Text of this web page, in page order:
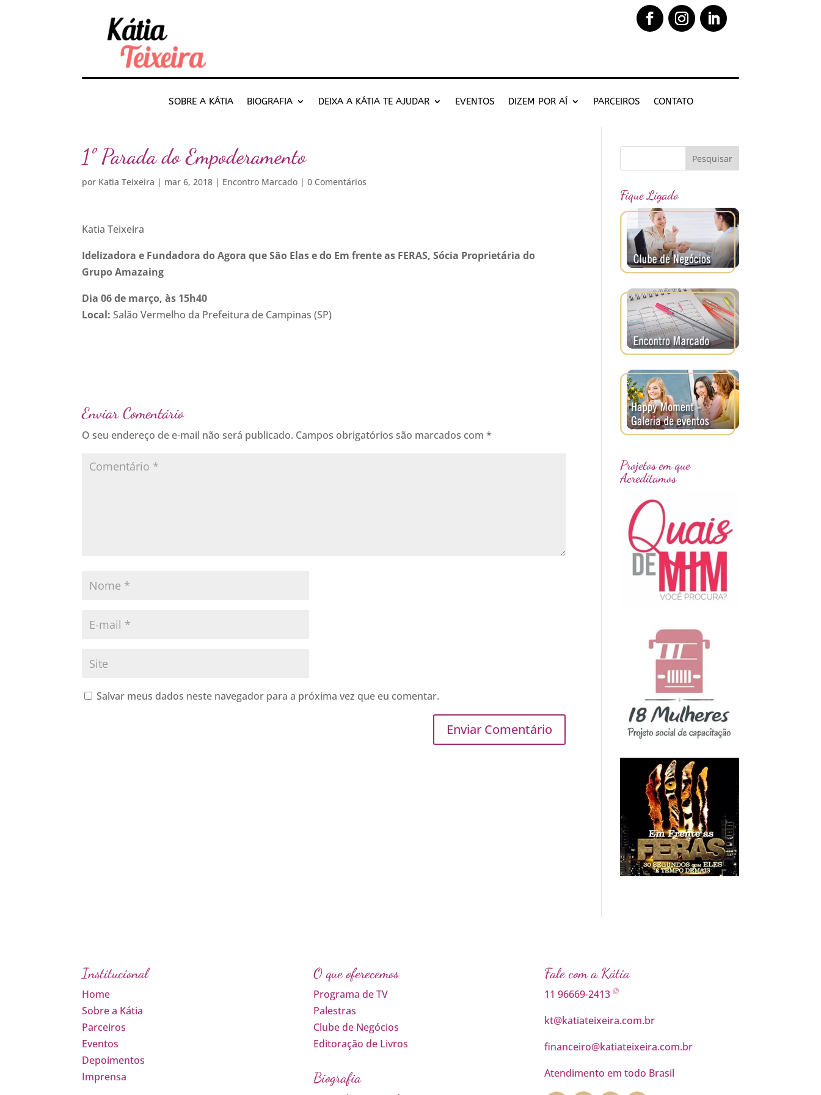
SOBRE A KÁTIA BIOGRAFIA DEIXA A KÁTIA TE AJUDAR EVENTOS DIZEM POR AÍ PARCEIROS CONTATO
1º Parada do Empoderamento
por Katia Teixeira | mar 6, 2018 | Encontro Marcado |0 Comentários
Katia Teixeira
Idelizadora e Fundadora do Agora que São Elas e do Em frente as FERAS, Sócia Proprietária do
Grupo Amazaing
Dia 06 de março, às 15h40
Local: Salão Vermelho da Prefeitura de Campinas (SP)
Enviar Comentário
O seu endereço de e-mail não será publicado. Campos obrigatórios são marcados com*
Salvar meus dados neste navegador para a próxima vez que eu comentar.
Fique Ligado
Projetos em que
Acreditamos
Institucional
Home
Sobre a Kátia
Parceiros
Eventos
Depoimentos
Imprensa
O que oferecemos
Programa de TV
Palestras
Clube de Negócios
Editoração de Livros
Biografia
Fale com a Kátia
11 96669-2413
kt@katiateixeira.com.br
financeiro@katiateixeira.com.br
Atendimento em todo Brasil